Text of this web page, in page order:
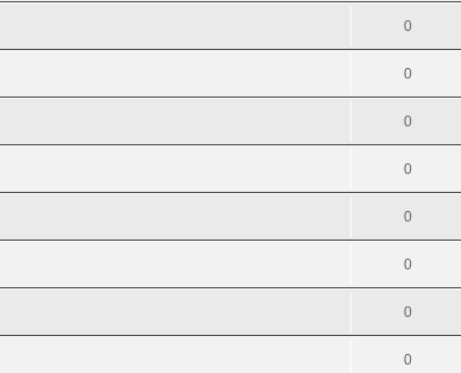
0
0
0
0
0
0
0
0